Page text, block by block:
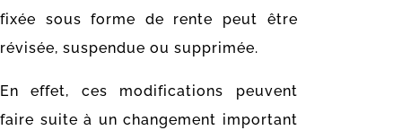
fixée sous forme de rente peut être
révisée, suspendue ou supprimée.
En effet, ces modifications peuvent
faire suite à un changement important